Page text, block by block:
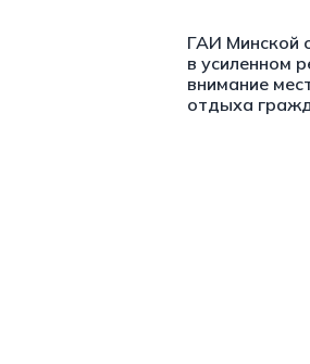
ГАИ Минской
в усиленном
внимание
отдыха